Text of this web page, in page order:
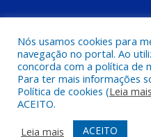
Todos os direitos reservados
Nós usamos cookies para
navegação no portal. Ao
concorda com a política de
Para ter mais informações
Política de cookies (Leia mais
ACEITO.
Leia mais
ACEITO